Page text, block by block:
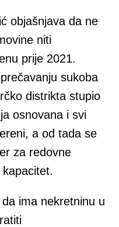
objašnjava da ne
niti
prije 2021.
sukoba
distrikta stupio
osnovana i svi
a od tada se
za redovne
ima nekretninu u